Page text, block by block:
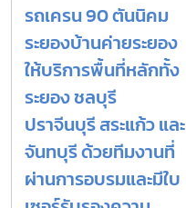
รถเครน 90 ตันนิคม
ระยองบ้านค่ายระยอง
ให้บริการพื้นที่หลักทั้ง
ระยอง ชลบุรี
ปราจีนบุรี สระแก้ว และ
จันทบุรี ด้วยทีมงานที่
ผ่านการอบรมและมีใบ